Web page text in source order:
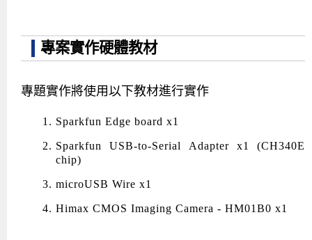
專案實作硬體教材
專題實作將使用以下教材進行實作
Sparkfun Edge board x1
Sparkfun USB-to-Serial Adapter x1 (CH340E
chip)
microUSB Wire x1
Himax CMOS Imaging Camera - HM01B0 x1